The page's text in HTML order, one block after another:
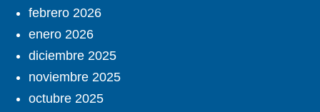
febrero 2026
enero 2026
diciembre 2025
noviembre 2025
octubre 2025